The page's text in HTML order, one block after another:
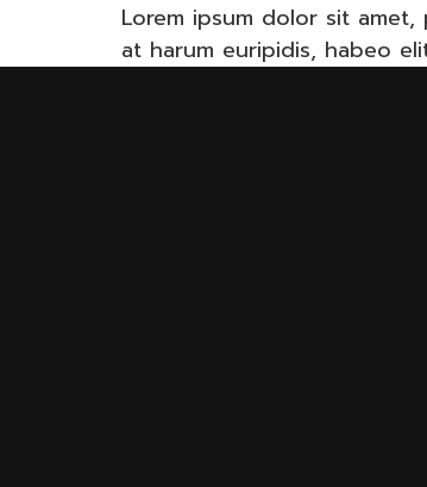
Lorem ipsum dolor sit
at harum euripidis, habeo